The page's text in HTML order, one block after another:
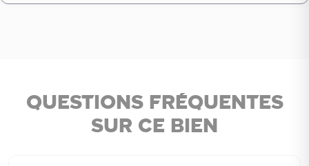
Questions fréquentes
sur ce bien